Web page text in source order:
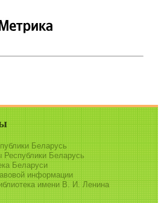
Беларусь
Республики Беларусь
Беларуси
информации
имени В. И. Ленина